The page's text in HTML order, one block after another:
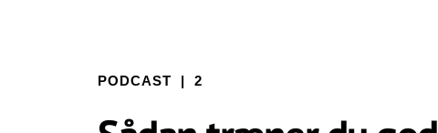
PODCAST | 2